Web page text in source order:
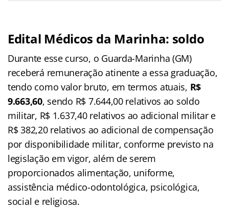
Edital Médicos da Marinha: soldo
Durante esse curso, o Guarda-Marinha (GM)
receberá remuneração atinente a essa graduação,
tendo como valor bruto, em termos atuais, R$
9.663,60, sendo R$ 7.644,00 relativos ao soldo
militar, R$ 1.637,40 relativos ao adicional militar e
R$ 382,20 relativos ao adicional de compensação
por disponibilidade militar, conforme previsto na
legislação em vigor, além de serem
proporcionados alimentação, uniforme,
assistência médico-odontológica, psicológica,
social e religiosa.